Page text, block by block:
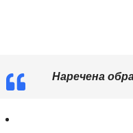
Наречена